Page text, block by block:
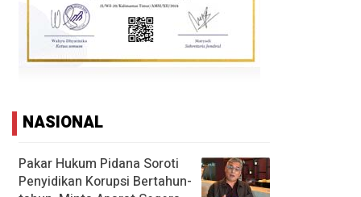
NASIONAL
Pakar Hukum Pidana Soroti
Penyidikan Korupsi Bertahun-